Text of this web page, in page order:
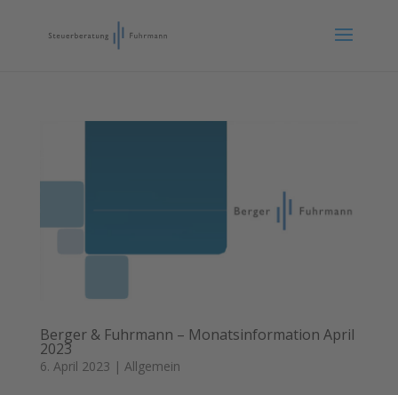
Berger & Fuhrmann – Monatsinformation April
2023
6. April 2023 | Allgemein